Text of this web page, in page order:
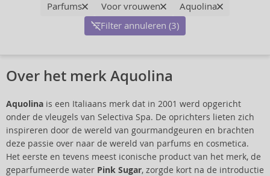
Parfums Voor vrouwen
Aquolina
Filter annuleren (3)
Over het merk Aquolina
Aquolina is een Italiaans merk dat in 2001 werd opgericht
onder de vleugels van Selectiva Spa. De oprichters lieten zich
inspireren door de wereld van gourmandgeuren en brachten
deze passie over naar de wereld van parfums en cosmetica.
Het eerste en tevens meest iconische product van het merk, de
geparfumeerde water Pink Sugar, zorgde kort na de introductie